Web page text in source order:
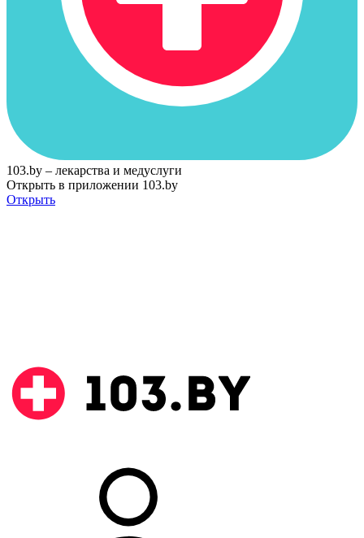
103.by – лекарства и медуслуги
Открыть в приложении 103.by
Открыть